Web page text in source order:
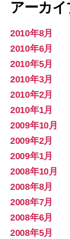
アーカイ
2010年8月
2010年6月
2010年5月
2010年3月
2010年2月
2010年1月
2009年10月
2009年2月
2009年1月
2008年10月
2008年8月
2008年7月
2008年6月
2008年5月